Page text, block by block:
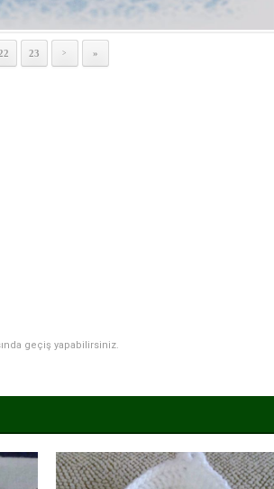
22 23 > »
geçiş yapabilirsiniz.